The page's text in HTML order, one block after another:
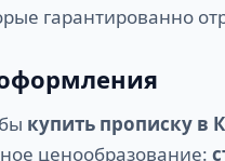
гарантированно
купить прописку в
ценообразование: